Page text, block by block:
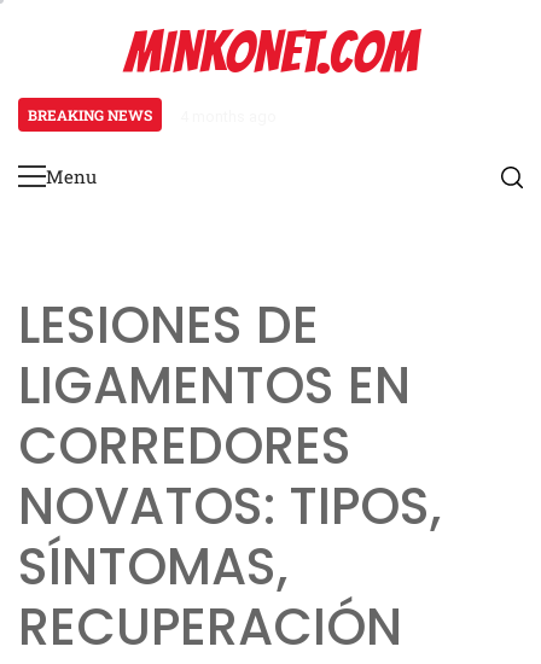
MINKONET.COM
BREAKING NEWS
Primary
Menu
LESIONES DE
LIGAMENTOS EN
CORREDORES
NOVATOS: TIPOS,
SÍNTOMAS,
RECUPERACIÓN